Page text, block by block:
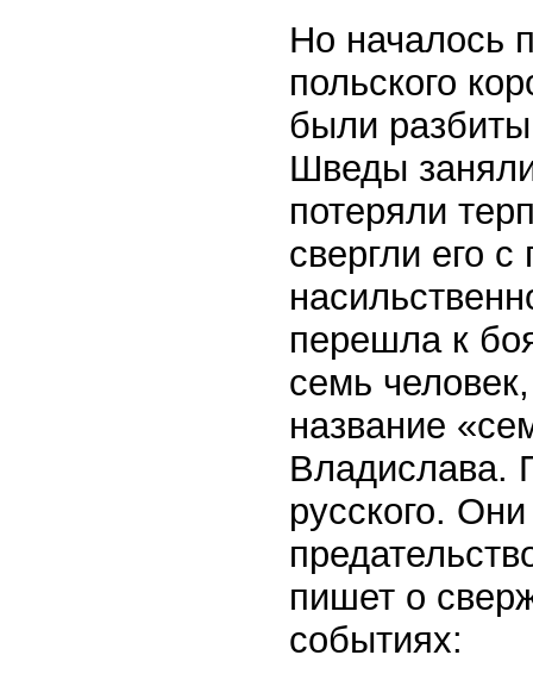
Но началось
польского
были
Шведы
потеряли
свергли его
перешла к
семь
название
Владислава.
русского.
пишет о
событиях: